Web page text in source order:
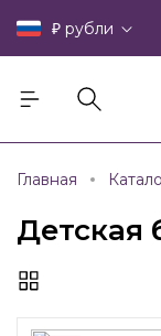
₽ рубли
Главная
Детская